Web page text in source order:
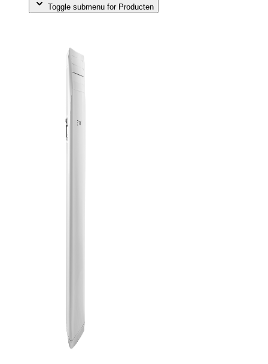
Toggle submenu for Producten